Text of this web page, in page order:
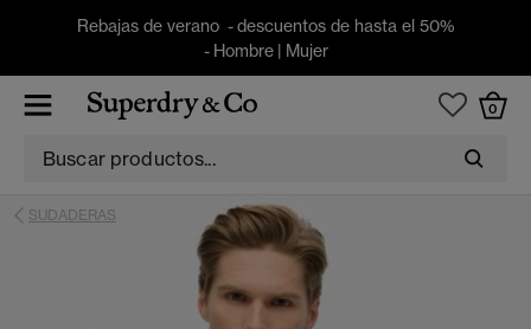
Rebajas de verano - descuentos de hasta el 50%
- Hombre| Mujer
0
SUDADERAS